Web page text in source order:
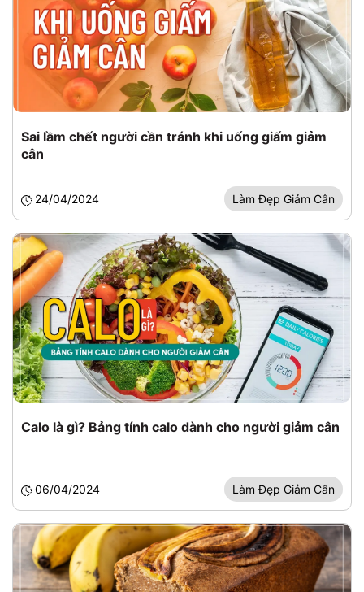
Sai lầm chết người cần tránh khi uống giấm giảm
cân
24/04/2024 Làm Đẹp Giảm Cân
Calo là gì? Bảng tính calo dành cho người giảm cân
06/04/2024 Làm Đẹp Giảm Cân